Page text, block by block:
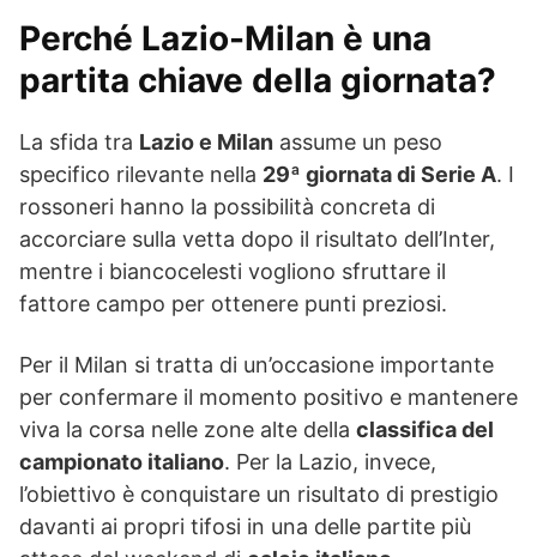
Perché Lazio-Milan è una
partita chiave della giornata?
La sfida tra Lazio e Milan assume un peso
specifico rilevante nella 29ª giornata di Serie A. I
rossoneri hanno la possibilità concreta di
accorciare sulla vetta dopo il risultato dell’Inter,
mentre i biancocelesti vogliono sfruttare il
fattore campo per ottenere punti preziosi.
Per il Milan si tratta di un’occasione importante
per confermare il momento positivo e mantenere
viva la corsa nelle zone alte della classifica del
campionato italiano. Per la Lazio, invece,
l’obiettivo è conquistare un risultato di prestigio
davanti ai propri tifosi in una delle partite più